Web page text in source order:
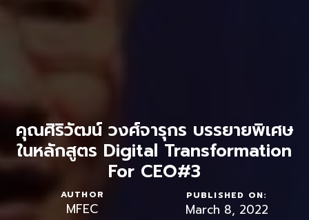
คุณศิริวัฒน์ วงศ์จารุกร บรรยายพิเศษ
ในหลักสูตร Digital Transformation
For CEO#3
AUTHOR
MFEC
PUBLISHED ON:
March 8, 2022